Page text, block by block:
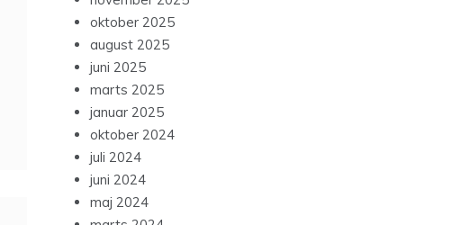
august 2026
juli 2026
juni 2026
marts 2026
februar 2026
januar 2026
december 2025
november 2025
oktober 2025
august 2025